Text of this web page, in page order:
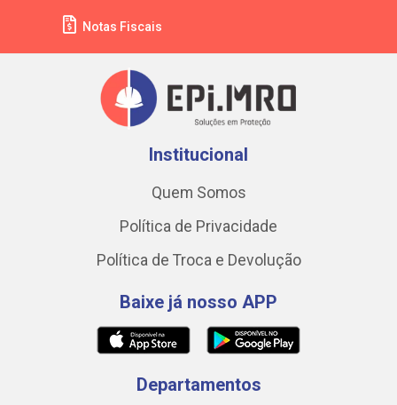
Notas Fiscais
Institucional
Quem Somos
Política de Privacidade
Política de Troca e Devolução
Baixe já nosso APP
Departamentos